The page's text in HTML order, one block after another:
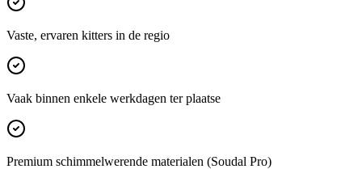
Vaste, ervaren kitters in de regio
Vaak binnen enkele werkdagen ter plaatse
Premium schimmelwerende materialen (Soudal Pro)